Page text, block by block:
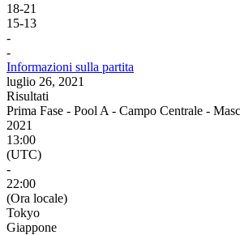
18-21
15-13
-
-
Informazioni sulla partita
luglio 26, 2021
Risultati
Prima Fase - Pool A - Campo Centrale -
2021
13:00
(UTC)
-
22:00
(Ora locale)
Tokyo
Giappone